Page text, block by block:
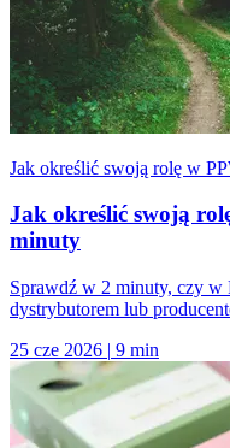
Jak określić swoją rolę w
Jak określić swoją
minuty
Sprawdź w 2 minuty, czy w
dystrybutorem lub
25 cze 2026 | 9 min